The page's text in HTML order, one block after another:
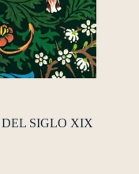
SIGLO XIX